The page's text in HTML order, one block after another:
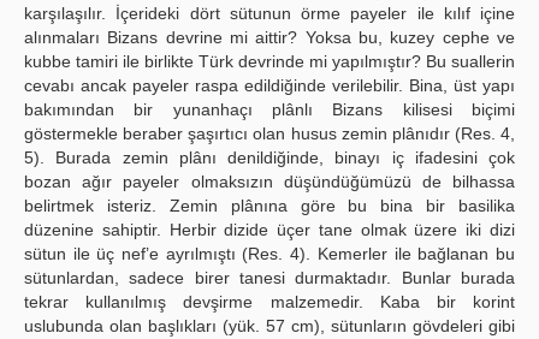
karşılaşılır. İçerideki dört sütunun örme payeler ile kılıf içine
alınmaları Bizans devrine mi aittir? Yoksa bu, kuzey cephe ve
kubbe tamiri ile birlikte Türk devrinde mi yapılmıştır? Bu suallerin
cevabı ancak payeler raspa edildiğinde verilebilir. Bina, üst yapı
bakımından bir yunanhaçı plânlı Bizans kilisesi biçimi
göstermekle beraber şaşırtıcı olan husus zemin plânıdır (Res. 4,
5). Burada zemin plânı denildiğinde, binayı iç ifadesini çok
bozan ağır payeler olmaksızın düşündüğümüzü de bilhassa
belirtmek isteriz. Zemin plânına göre bu bina bir basilika
düzenine sahiptir. Herbir dizide üçer tane olmak üzere iki dizi
sütun ile üç nef’e ayrılmıştı (Res. 4). Kemerler ile bağlanan bu
sütunlardan, sadece birer tanesi durmaktadır. Bunlar burada
tekrar kullanılmış devşirme malzemedir. Kaba bir korint
uslubunda olan başlıkları (yük. 57 cm), sütunların gövdeleri gibi